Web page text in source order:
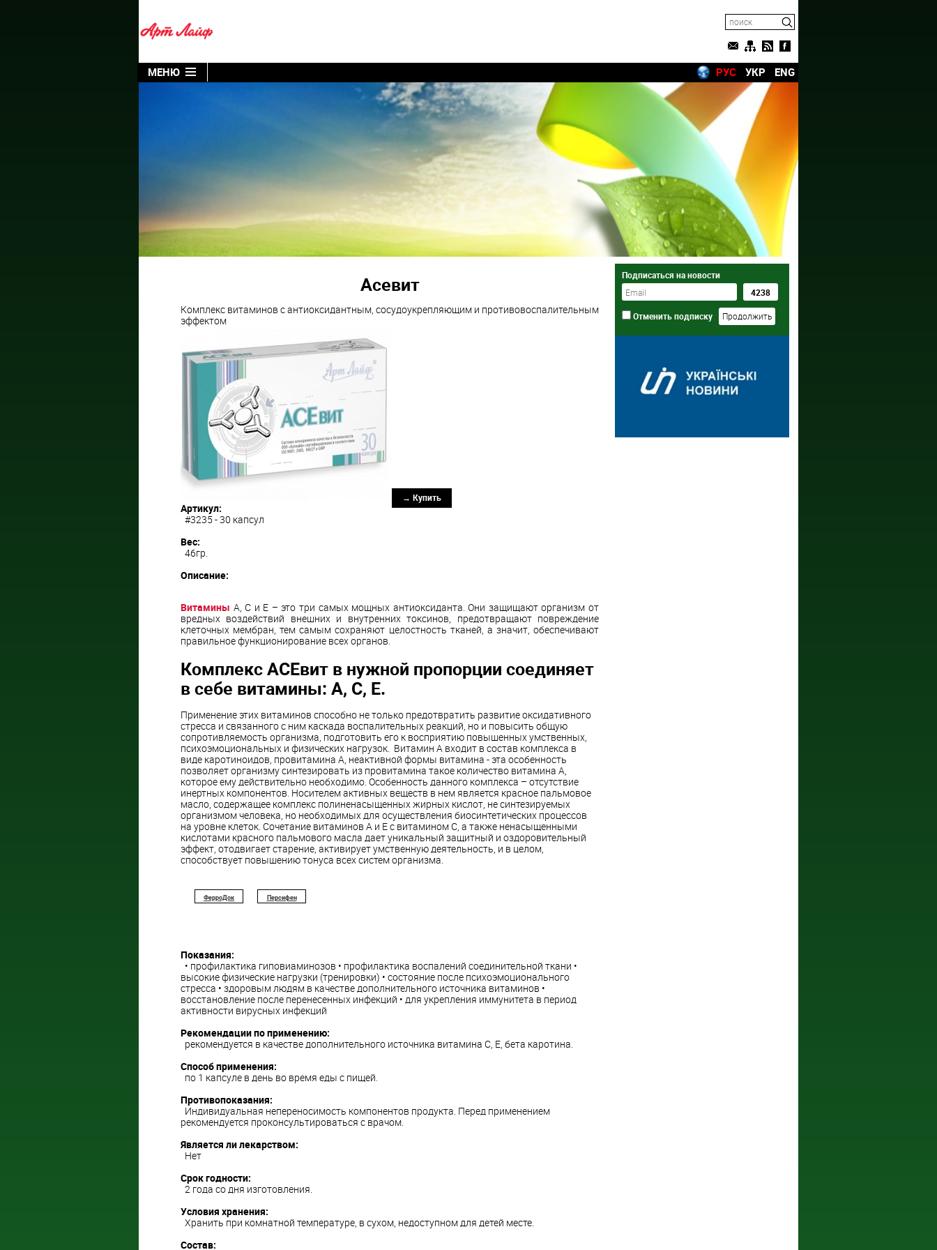
МЕНЮ РУС УКР ENG
Асевит
Комплекс витаминов с антиоксидантным, сосудоукрепляющим и противовоспалительным
эффектом
→ Купить
Артикул:
#3235 - 30 капсул
Вес:
46гр.
Описание:
Витамины А, С и Е – это три самых мощных антиоксиданта. Они защищают организм от
вредных воздействий внешних и внутренних токсинов, предотвращают повреждение
клеточных мембран, тем самым сохраняют целостность тканей, а значит, обеспечивают
правильное функционирование всех органов.
Комплекс АСЕвит в нужной пропорции соединяет
в себе витамины: А, С, Е.
Применение этих витаминов способно не только предотвратить развитие оксидативного
стресса и связанного с ним каскада воспалительных реакций, но и повысить общую
сопротивляемость организма, подготовить его к восприятию повышенных умственных,
психоэмоциональных и физических нагрузок. Витамин А входит в состав комплекса в
виде каротиноидов, провитамина А, неактивной формы витамина - эта особенность
позволяет организму синтезировать из провитамина такое количество витамина А,
которое ему действительно необходимо. Особенность данного комплекса – отсутствие
инертных компонентов. Носителем активных веществ в нем является красное пальмовое
масло, содержащее комплекс полиненасыщенных жирных кислот, не синтезируемых
организмом человека, но необходимых для осуществления биосинтетических процессов
на уровне клеток. Сочетание витаминов А и Е с витамином С, а также ненасыщенными
кислотами красного пальмового масла дает уникальный защитный и оздоровительный
эффект, отодвигает старение, активирует умственную деятельность, и в целом,
способствует повышению тонуса всех систем организма.
ФерроДок Персифен
Показания:
• профилактика гиповиаминозов • профилактика воспалений соединительной ткани •
высокие физические нагрузки (тренировки) • состояние после психоэмоционального
стресса • здоровым людям в качестве дополнительного источника витаминов •
восстановление после перенесенных инфекций • для укрепления иммунитета в период
активности вирусных инфекций
Рекомендации по применению:
рекомендуется в качестве дополнительного источника витамина С, Е, бета каротина.
Способ применения:
по 1 капсуле в день во время еды с пищей.
Противопоказания:
Индивидуальная непереносимость компонентов продукта. Перед применением
рекомендуется проконсультироваться с врачом.
Является ли лекарством:
Нет
Срок годности:
2 года со дня изготовления.
Условия хранения:
Хранить при комнатной температуре, в сухом, недоступном для детей месте.
Состав:
Подписаться на новости
Отменить подписку